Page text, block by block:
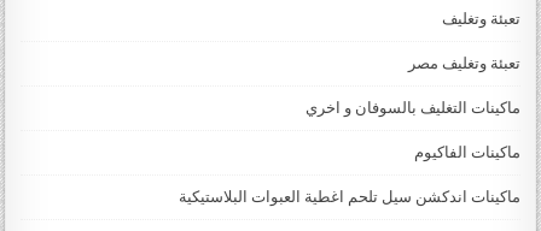
تعبئة وتغليف
تعبئة وتغليف مصر
ماكينات التغليف بالسوفان و اخري
ماكينات الفاكيوم
ماكينات اندكشن سيل تلحم اغطية العبوات البلاستيكية